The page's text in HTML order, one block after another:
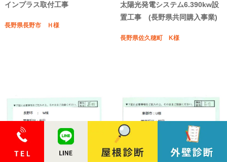
インプラス取付工事
長野県長野市 Ｈ様
太陽光発電システム6.390kw設
置工事 (長野県共同購入事業)
長野県佐久穂町 K様